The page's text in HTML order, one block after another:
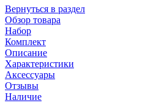
Вернуться в раздел
Обзор товара
Набор
Комплект
Описание
Характеристики
Аксессуары
Отзывы
Наличие